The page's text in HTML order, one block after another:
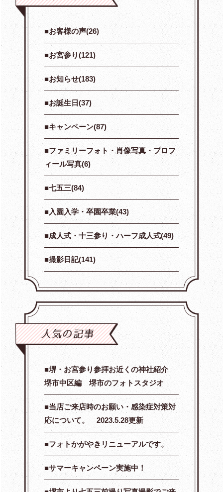
お客様の声(26)
お宮参り(121)
お知らせ(183)
お誕生日(37)
キャンペーン(87)
ファミリーフォト・肖像写真・プロフ
ィール写真(6)
七五三(84)
入園入学・卒園卒業(43)
成人式・十三参り・ハーフ成人式(49)
撮影日記(141)
堺・お宮参り参拝お近くの神社紹介
堺市中区編 堺市のフォトスタジオ
当店ご来店時のお願い・感染症対策対
応について。 2023.5.28更新
フォトかがやきリニューアルです。
サマーキャンペーン実施中！